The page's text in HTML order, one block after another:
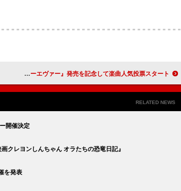
アヴィーチー、ベスト盤『フォーエヴァー』発売を記念して楽曲人気投票スタート
RELATED NEWS
開催決定
クレヨンしんちゃん オラたちの恐竜日記』
を発表